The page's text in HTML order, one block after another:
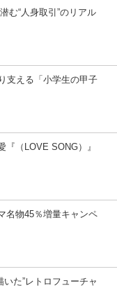
む“人身取引”のリアル
支える「小学生の甲子
『（LOVE SONG）』
名物45％増量キャンペ
た”レトロフューチャ